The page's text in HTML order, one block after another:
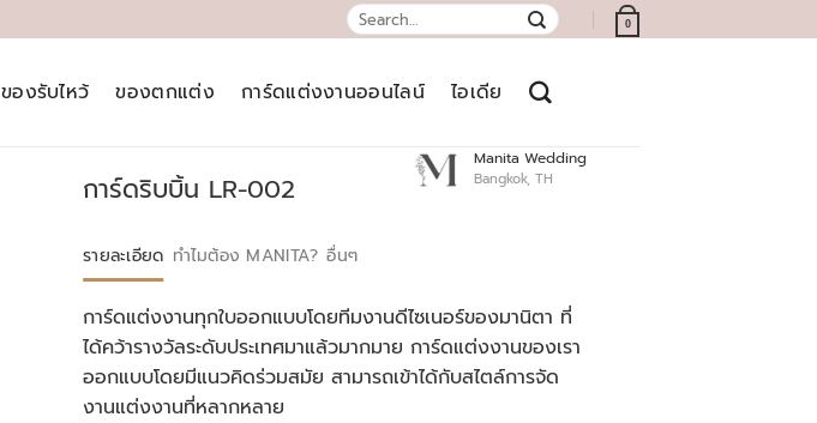
Search
for:
0
ของรับไหว้ ของตกแต่ง การ์ดแต่งงานออนไลน์ ไอเดีย
การ์ดริบบิ้น LR-002
Manita Wedding
Bangkok, TH
รายละเอียด ทำไมต้อง MANITA? อื่นๆ
การ์ดแต่งงานทุกใบออกแบบโดยทีมงานดีไซเนอร์ของมานิตา ที่
ได้คว้ารางวัลระดับประเทศมาแล้วมากมาย การ์ดแต่งงานของเรา
ออกแบบโดยมีแนวคิดร่วมสมัย สามารถเข้าได้กับสไตล์การจัด
งานแต่งงานที่หลากหลาย